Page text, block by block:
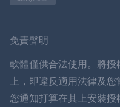
ภาษาไทย
簡体中文
免責聲明
軟體僅供合法使用。將
上，即違反適用法律及
您通知打算在其上安裝